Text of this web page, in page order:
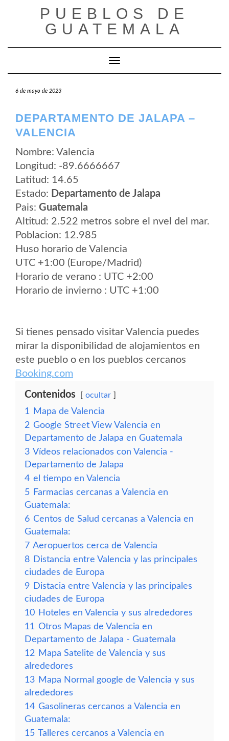
PUEBLOS DE
GUATEMALA
Cambiar modo de navegación
6 de mayo de 2023
DEPARTAMENTO DE JALAPA –
VALENCIA
Nombre: Valencia
Longitud: -89.6666667
Latitud: 14.65
Estado: Departamento de Jalapa
Pais: Guatemala
Altitud: 2.522 metros sobre el nvel del mar.
Poblacion: 12.985
Huso horario de Valencia
UTC +1:00 (Europe/Madrid)
Horario de verano : UTC +2:00
Horario de invierno : UTC +1:00
Si tienes pensado visitar Valencia puedes
mirar la disponibilidad de alojamientos en
este pueblo o en los pueblos cercanos
Booking.com
Contenidos ocultar
1
Mapa de Valencia
2 Google Street View Valencia en
Departamento de Jalapa en Guatemala
3 Vídeos relacionados con Valencia -
Departamento de Jalapa
4 el tiempo en Valencia
5 Farmacias cercanas a Valencia en
Guatemala:
6 Centos de Salud cercanas a Valencia en
Guatemala:
7 Aeropuertos cerca de Valencia
8 Distancia entre Valencia y las principales
ciudades de Europa
9 Distacia entre Valencia y las principales
ciudades de Europa
10 Hoteles en Valencia y sus alrededores
11 Otros Mapas de Valencia en
Departamento de Jalapa - Guatemala
12 Mapa Satelite de Valencia y sus
alrededores
13 Mapa Normal google de Valencia y sus
alrededores
14 Gasolineras cercanos a Valencia en
Guatemala:
15 Talleres cercanos a Valencia en